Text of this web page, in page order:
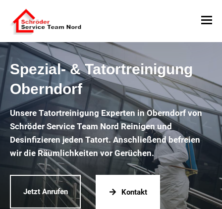
Spezial- & Tatortreinigung
Oberndorf
Unsere Tatortreinigung Experten in Oberndorf von
Schröder Service Team Nord Reinigen und
Desinfizieren jeden Tatort. Anschließend befreien
wir die Räumlichkeiten vor Gerüchen.
Jetzt Anrufen Kontakt